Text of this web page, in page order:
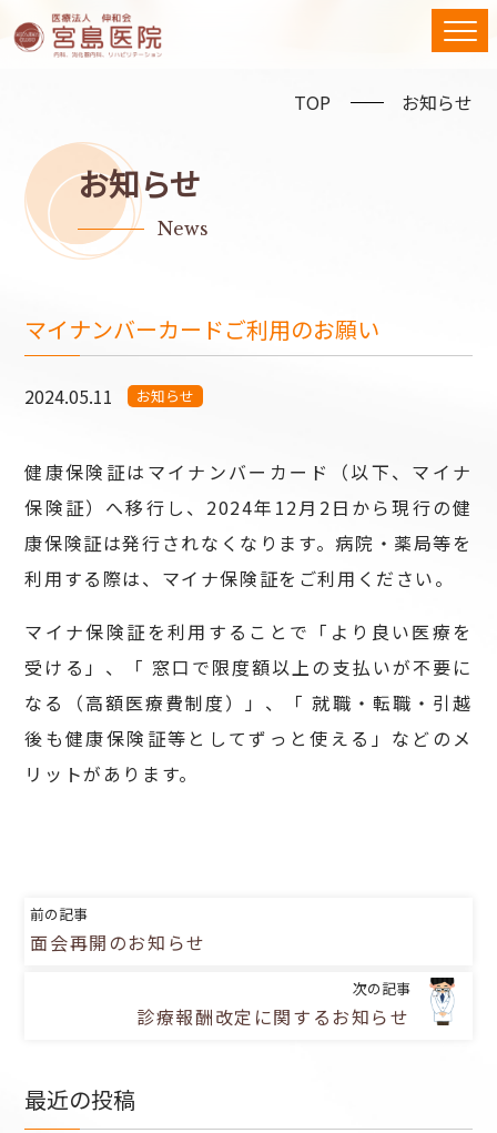
TOP お知らせ
お知らせ
News
マイナンバーカードご利用のお願い
2024.05.11 お知らせ
健康保険証はマイナンバーカード（以下、マイナ
保険証）へ移行し、2024年12月2日から現行の健
康保険証は発行されなくなります。病院・薬局等を
利用する際は、マイナ保険証をご利用ください。
マイナ保険証を利用することで「より良い医療を
受ける」、「 窓口で限度額以上の支払いが不要に
なる（高額医療費制度）」、「 就職・転職・引越
後も健康保険証等としてずっと使える」などのメ
リットがあります。
前の記事
面会再開のお知らせ
次の記事
診療報酬改定に関するお知らせ
最近の投稿